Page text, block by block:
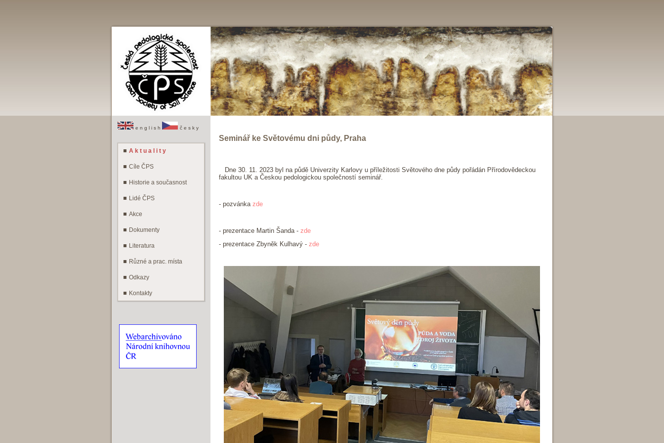
e n g l i s h č e s k y
A k t u a l i t y
Cíle ČPS
Historie a současnost
Lidé ČPS
Akce
Dokumenty
Literatura
Různé a prac. místa
Odkazy
Kontakty
Seminář ke Světovému dni půdy, Praha
Dne 30. 11. 2023 byl na půdě Univerzity Karlovy u příležitosti Světového dne půdy pořádán Přírodovědeckou
fakultou UK a Českou pedologickou společností seminář.
- pozvánka zde
- prezentace Martin Šanda - zde
- prezentace Zbyněk Kulhavý - zde